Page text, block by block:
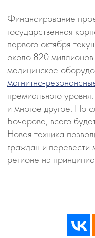
Финансирование
государственная
первого октября
около 820
медицинское
магнитно-
премиального
и многое другое. По
Бочарова, всего
Новая техника
граждан и
регионе на